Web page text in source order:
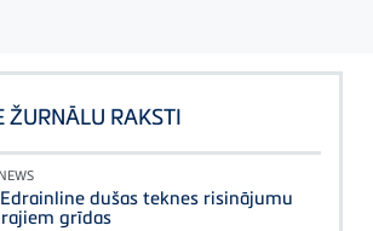
ŽURNĀLU RAKSTI
dušas teknes risinājumu
grīdas